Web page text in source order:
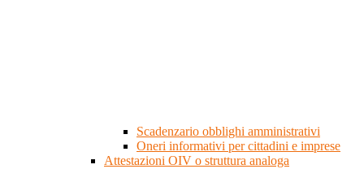
Scadenzario obblighi amministrativi
Oneri informativi per cittadini e imprese
Attestazioni OIV o struttura analoga